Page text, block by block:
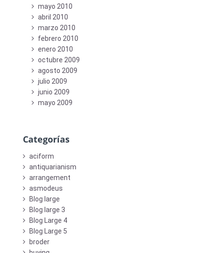
mayo 2010
abril 2010
marzo 2010
febrero 2010
enero 2010
octubre 2009
agosto 2009
julio 2009
junio 2009
mayo 2009
Categorías
aciform
antiquarianism
arrangement
asmodeus
Blog large
Blog large 3
Blog Large 4
Blog Large 5
broder